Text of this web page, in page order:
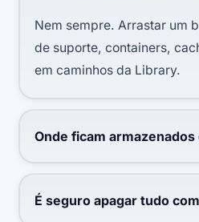
Nem sempre. Arrastar um
de suporte, containers,
em caminhos da Library.
Onde ficam
É seguro apagar tudo